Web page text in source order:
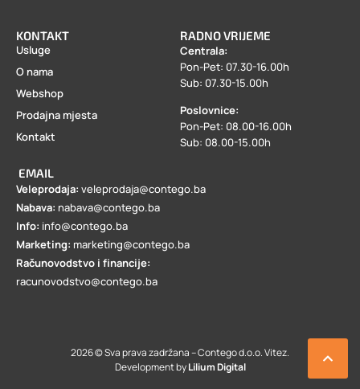
KONTAKT
Usluge
O nama
Webshop
Prodajna mjesta
Kontakt
EMAIL
Veleprodaja: veleprodaja@contego.ba
Nabava: nabava@contego.ba
Info: info@contego.ba
Marketing: marketing@contego.ba
Računovodstvo i financije:
racunovodstvo@contego.ba
RADNO VRIJEME
Centrala:
Pon-Pet: 07.30-16.00h
Sub: 07.30-15.00h
Poslovnice:
Pon-Pet: 08.00-16.00h
Sub: 08.00-15.00h
2026 © Sva prava zadržana – Contego d.o.o. Vitez.
Development byLilium Digital